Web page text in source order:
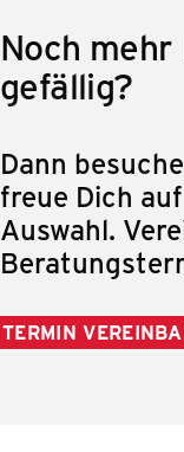
Noch
gefällig?
Dann
freue Dich
Auswahl.
TERMIN